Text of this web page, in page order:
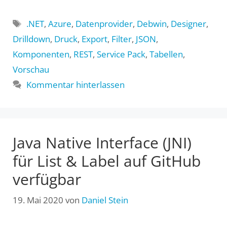
Schlagwörter
.NET,Azure, Datenprovider, Debwin, Designer,
Drilldown, Druck, Export, Filter, JSON,
Komponenten, REST, Service Pack, Tabellen,
Vorschau
Kommentar hinterlassen
Java Native Interface (JNI)
für List & Label auf GitHub
verfügbar
19. Mai 2020 von Daniel Stein